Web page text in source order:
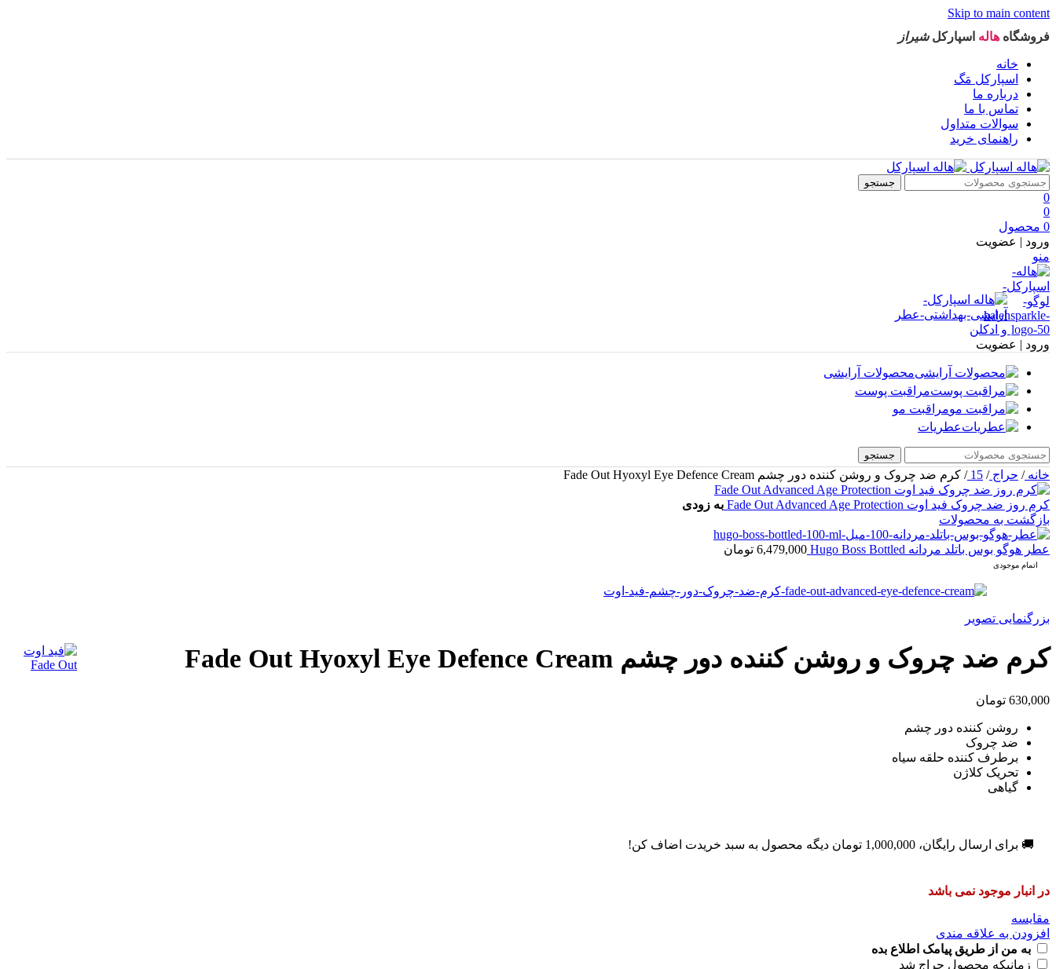
Skip to main content
فروشگاه هاله اسپارکلشیراز
خانه
اسپارکل مَگ
درباره ما
تماس با ما
سوالات متداول
راهنمای خرید
جستجو
0
0
0 محصول
ورود | عضویت
منو
ورود | عضویت
محصولات آرایشی
مراقبت پوست
مراقبت مو
عطریات
جستجو
خانه/ حراج/
15
/ کرم ضد چروک و روشن کننده دور چشم Fade Out Hyoxyl Eye Defence Cream
کرم روز ضد چروک فید اوت Fade Out Advanced Age Protection
به زودی
بازگشت به محصولات
عطر هوگو بوس باتلد مردانه Hugo Boss Bottled 6,479,000 تومان
اتمام موجودی
بزرگنمایی تصویر
کرم ضد چروک و روشن کننده دور چشم Fade Out Hyoxyl Eye Defence Cream
630,000 تومان
روشن کننده دور چشم
ضد چروک
برطرف کننده حلقه سیاه
تحریک کلاژن
گیاهی
🚚 برای ارسال رایگان، 1,000,000 تومان دیگه محصول به سبد خریدت اضاف کن!
در انبار موجود نمی باشد
مقایسه
افزودن به علاقه مندی
به من از طریق پیامک اطلاع بده
زمانیکه محصول حراج شد